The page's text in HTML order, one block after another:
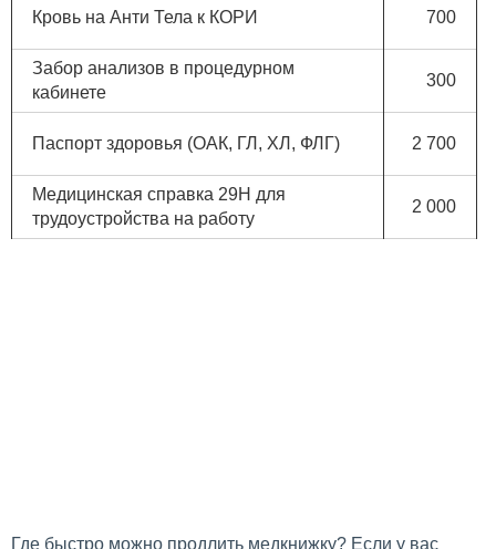
Кровь на Анти Тела к КОРИ 700
Забор анализов в процедурном
кабинете
300
Паспорт здоровья (ОАК, ГЛ, ХЛ, ФЛГ) 2 700
Медицинская справка 29Н для
трудоустройства на работу
2 000
Где быстро можно продлить медкнижку? Если у вас